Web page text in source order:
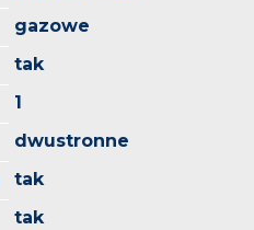
gazowe
tak
1
dwustronne
tak
tak